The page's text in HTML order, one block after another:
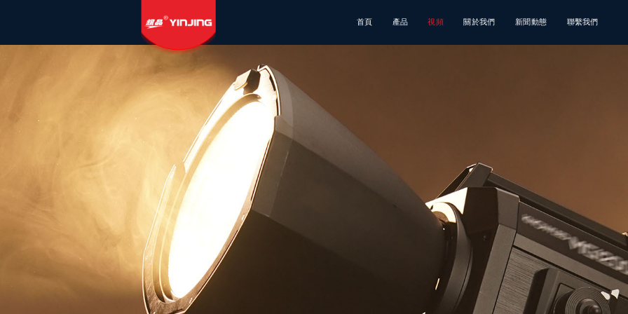
首頁 產品 視頻 關於我們 新聞動態 聯繫我們